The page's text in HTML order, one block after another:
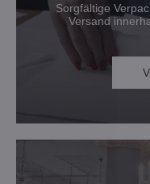
Sorgfältige
Versand